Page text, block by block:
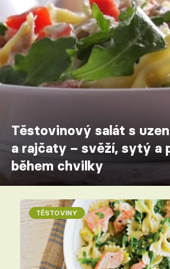
Těstovinový salát s
a rajčaty – svěží, sytý a
během chvilky
TĚSTOVINY